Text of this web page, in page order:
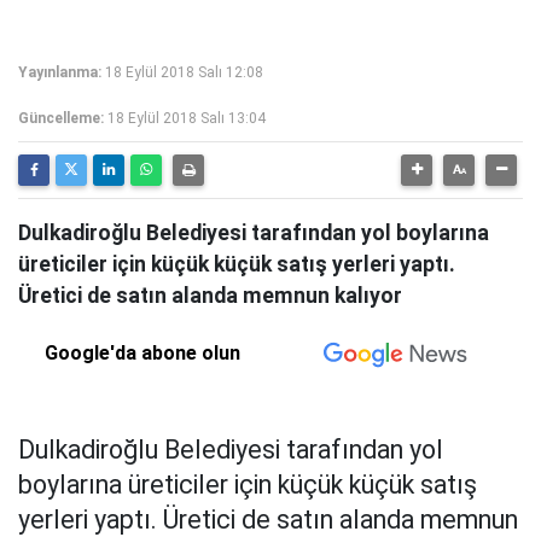
Yayınlanma: 18 Eylül 2018 Salı 12:08
Güncelleme: 18 Eylül 2018 Salı 13:04
Dulkadiroğlu Belediyesi tarafından yol boylarına
üreticiler için küçük küçük satış yerleri yaptı.
Üretici de satın alanda memnun kalıyor
Google'da abone olun
Dulkadiroğlu Belediyesi tarafından yol
boylarına üreticiler için küçük küçük satış
yerleri yaptı. Üretici de satın alanda memnun